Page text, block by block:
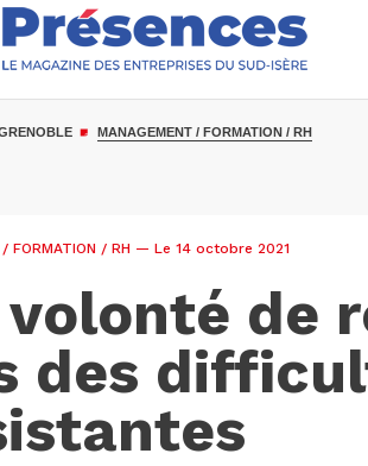
MANAGEMENT / FORMATION / RH
FORMATION / RH — Le 14 octobre 2021
volonté de
des